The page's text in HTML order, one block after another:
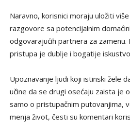
Naravno, korisnici moraju uložiti
razgovore sa potencijalnim
odgovarajućih partnera za
pristupa je dublje i bogatije
Upoznavanje ljudi koji istinski žele
učine da se drugi osećaju zaista je
samo o pristupačnim putovanjima,
menja život, česti su komentari